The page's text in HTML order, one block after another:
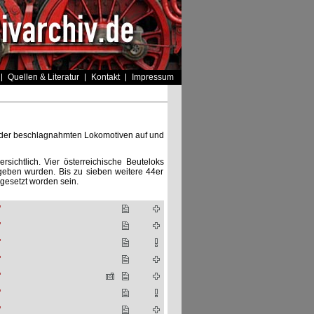
Quellen & Literatur Kontakt Impressum
beschlagnahmten Lokomotiven auf und
Vier österreichische Beuteloks
wurden. Bis zu sieben weitere 44er
worden sein.